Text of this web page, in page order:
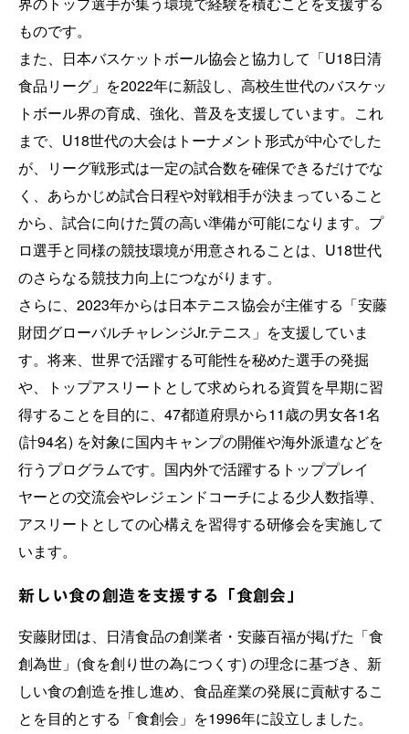
ものです。
また、日本バスケットボール協会と協力して「U18日清
食品リーグ」を2022年に新設し、高校生世代のバスケッ
トボール界の育成、強化、普及を支援しています。これ
まで、U18世代の大会はトーナメント形式が中心でした
が、リーグ戦形式は一定の試合数を確保できるだけでな
く、あらかじめ試合日程や対戦相手が決まっていること
から、試合に向けた質の高い準備が可能になります。プ
ロ選手と同様の競技環境が用意されることは、U18世代
のさらなる競技力向上につながります。
さらに、2023年からは日本テニス協会が主催する「安藤
財団グローバルチャレンジJr.テニス」を支援していま
す。将来、世界で活躍する可能性を秘めた選手の発掘
や、トップアスリートとして求められる資質を早期に習
得することを目的に、47都道府県から11歳の男女各1名
(計94名) を対象に国内キャンプの開催や海外派遣などを
行うプログラムです。国内外で活躍するトッププレイ
ヤーとの交流会やレジェンドコーチによる少人数指導、
アスリートとしての心構えを習得する研修会を実施して
います。
新しい食の創造を支援する「食創会」
安藤財団は、日清食品の創業者・安藤百福が掲げた「食
創為世」(食を創り世の為につくす) の理念に基づき、新
しい食の創造を推し進め、食品産業の発展に貢献するこ
とを目的とする「食創会」を1996年に設立しました。